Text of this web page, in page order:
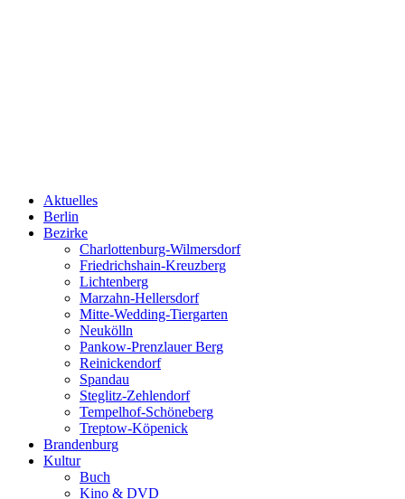
Aktuelles
Berlin
Bezirke
Charlottenburg-Wilmersdorf
Friedrichshain-Kreuzberg
Lichtenberg
Marzahn-Hellersdorf
Mitte-Wedding-Tiergarten
Neukölln
Pankow-Prenzlauer Berg
Reinickendorf
Spandau
Steglitz-Zehlendorf
Tempelhof-Schöneberg
Treptow-Köpenick
Brandenburg
Kultur
Buch
Kino & DVD